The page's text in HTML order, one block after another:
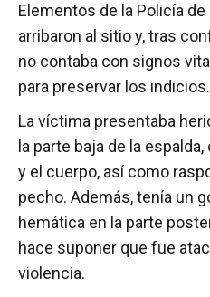
Elementos de la Policía
arribaron al sitio y, tras
no contaba con signos
para preservar los indicios.
La víctima presentaba
la parte baja de la
y el cuerpo, así como
pecho. Además, tenía un
hemática en la parte
hace suponer que fue
violencia.